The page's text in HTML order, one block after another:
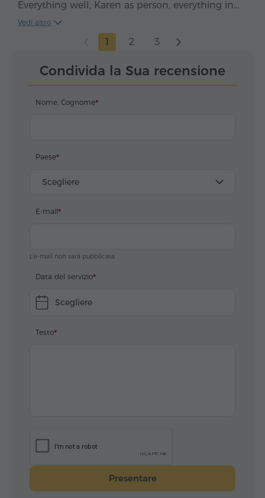
Everything well, Karen as person, everything in
time, clean car, smooth drive. We enjoyed, five
Vedi altro
1 2 3
Condivida la Sua recensione
Nome, Cognome
Paese
Scegliere
E-mail
L'e-mail non sarà pubblicata
Data del servizio
Scegliere
Testo
Presentare